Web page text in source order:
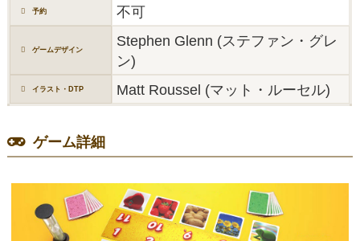
予約 不可
ゲームデザイン
Stephen Glenn (ステファン・グレ
ン)
イラスト・DTP Matt Roussel (マット・ルーセル)
ゲーム詳細